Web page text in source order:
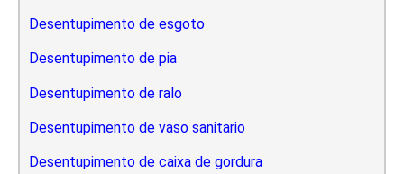
Desentupimento de esgoto
Desentupimento de pia
Desentupimento de ralo
Desentupimento de vaso sanitario
Desentupimento de caixa de gordura